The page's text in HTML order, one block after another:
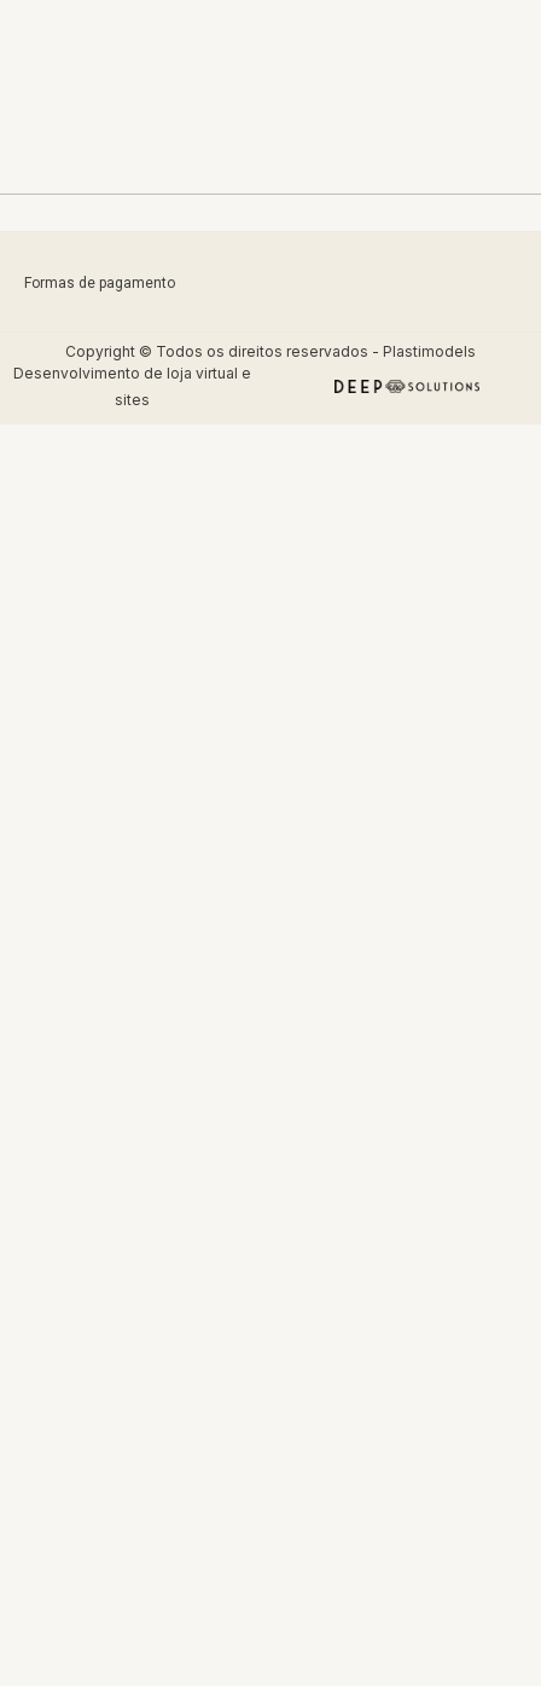
Formas de pagamento
Copyright © Todos os direitos reservados - Plastimodels
Desenvolvimento de loja virtual e
sites